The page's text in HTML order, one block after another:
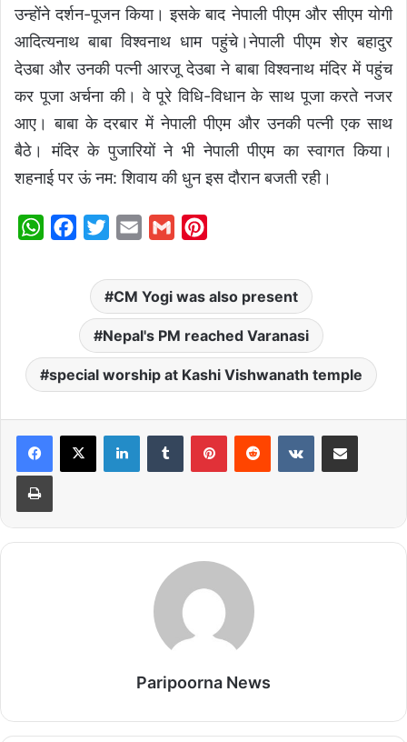
उन्होंने दर्शन-पूजन किया। इसके बाद नेपाली पीएम और सीएम योगी
आदित्यनाथ बाबा विश्वनाथ धाम पहुंचे।नेपाली पीएम शेर बहादुर
देउबा और उनकी पत्नी आरजू देउबा ने बाबा विश्वनाथ मंदिर में पहुंच
कर पूजा अर्चना की। वे पूरे विधि-विधान के साथ पूजा करते नजर
आए। बाबा के दरबार में नेपाली पीएम और उनकी पत्नी एक साथ
बैठे। मंदिर के पुजारियों ने भी नेपाली पीएम का स्वागत किया।
शहनाई पर ऊं नम: शिवाय की धुन इस दौरान बजती रही।
W
A
p
b
o
o
i
t
t
e
r
a
i
l
G
a
i
l
n
t
e
r
e
CM Yogi was also present
Nepal's PM reached Varanasi
special worship at Kashi Vishwanath temple
Paripoorna News